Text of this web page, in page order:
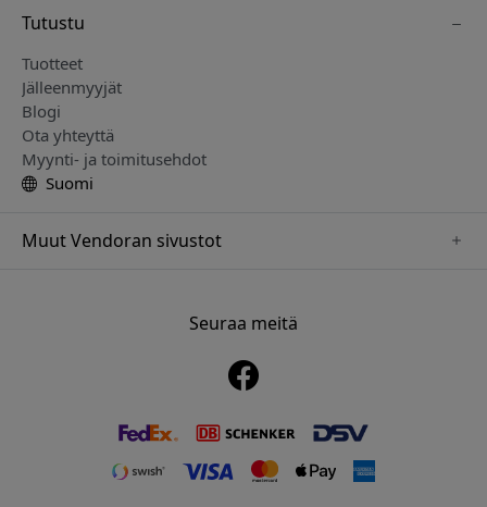
Tutustu
Tuotteet
Jälleenmyyjät
Blogi
Ota yhteyttä
Myynti- ja toimitusehdot
Suomi
Muut Vendoran sivustot
Seuraa meitä